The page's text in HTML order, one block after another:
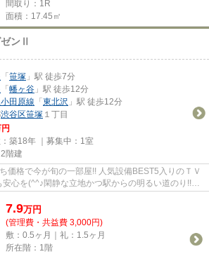
間取り：1R
面積：17.45㎡
ゼンⅡ
「笹塚 」駅 徒歩7分
「幡ヶ谷 」駅 徒歩12分
田原線 「東北沢 」駅 徒歩12分
渋谷区笹塚 １丁目
築18年 ｜募集中： 1室
階建
価格で今が旬の一部屋!! 人気設備BEST5入りのＴＶ
心を(^^♪閑静な立地かつ駅からの明るい道のり!!バ
7.9万円
(管理費・共益費 3,000円)
敷：0.5ヶ月｜礼：1.5ヶ月
所在階：1階